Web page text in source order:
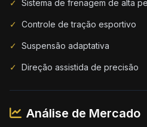
✓ Sistema de frenagem de alta
✓ Controle de tração esportivo
✓ Suspensão adaptativa
✓ Direção assistida de precisão
Análise de Mercado